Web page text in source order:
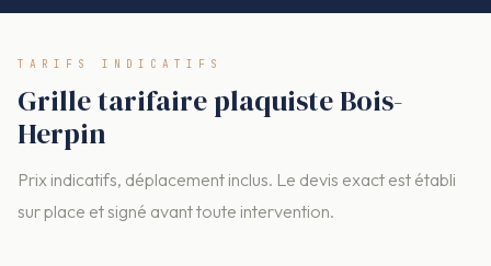
TARIFS INDICATIFS
Grille tarifaire plaquiste Bois-
Herpin
Prix indicatifs, déplacement inclus. Le devis exact est établi
sur place et signé avant toute intervention.